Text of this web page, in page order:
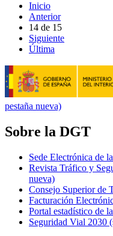
Inicio
Anterior
14 de 15
Siguiente
Última
pestaña nueva)
Sobre la DGT
Sede Electrónica de
Revista Tráfico y
nueva)
Consejo Superior de
Facturación
Portal estadístico de
Seguridad Vial 2030